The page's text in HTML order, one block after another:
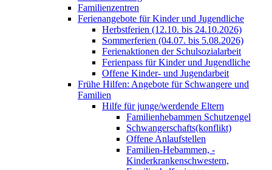
Familienzentren
Ferienangebote für Kinder und Jugendliche
Herbstferien (12.10. bis 24.10.2026)
Sommerferien (04.07. bis 5.08.2026)
Ferienaktionen der Schulsozialarbeit
Ferienpass für Kinder und Jugendliche
Offene Kinder- und Jugendarbeit
Frühe Hilfen: Angebote für Schwangere und
Familien
Hilfe für junge/werdende Eltern
Familienhebammen Schutzengel
Schwangerschafts(konflikt)
Offene Anlaufstellen
Familien-Hebammen, -
Kinderkrankenschwestern,